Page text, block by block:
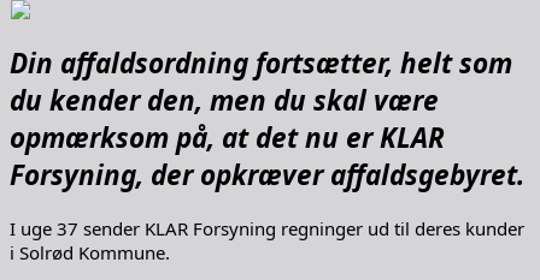
Din affaldsordning fortsætter, helt som
du kender den, men du skal være
opmærksom på, at det nu er KLAR
Forsyning, der opkræver affaldsgebyret.
I uge 37 sender KLAR Forsyning regninger ud til deres kunder
i Solrød Kommune.